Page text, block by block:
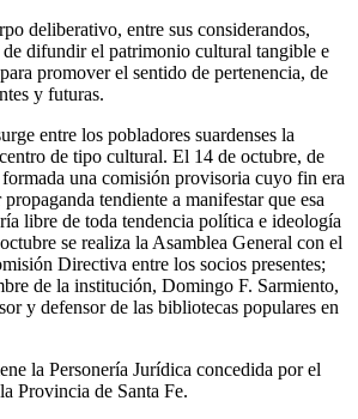
deliberativo, entre sus considerandos,
de difundir el patrimonio cultural tangible e
promover el sentido de pertenencia, de
y futuras.
entre los pobladores suardenses la
de tipo cultural. El 14 de octubre, de
una comisión provisoria cuyo fin era
tendiente a manifestar que esa
libre de toda tendencia política e ideología
se realiza la Asamblea General con el
Directiva entre los socios presentes;
de la institución, Domingo F. Sarmiento,
y defensor de las bibliotecas populares en
la Personería Jurídica concedida por el
Provincia de Santa Fe.